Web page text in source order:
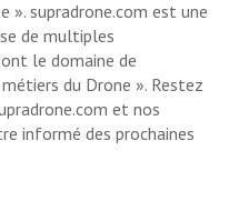
». supradrone.com est une
de multiples
le domaine de
du Drone ». Restez
et nos
informé des prochaines